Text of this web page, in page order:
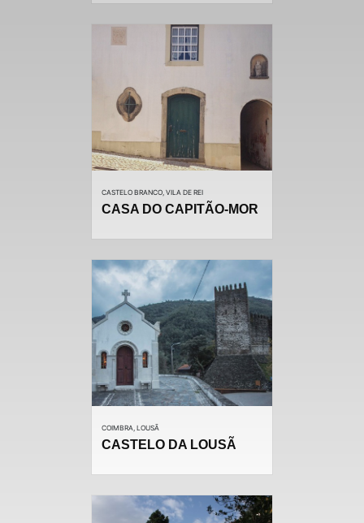
CASTELO BRANCO, VILA DE REI
CASA DO CAPITÃO-MOR
COIMBRA, LOUSÃ
CASTELO DA LOUSÃ